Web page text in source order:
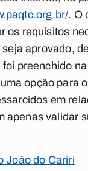
. O
os requisitos
aprovado,
preenchido
opção para
em
apenas validar
João do Cariri